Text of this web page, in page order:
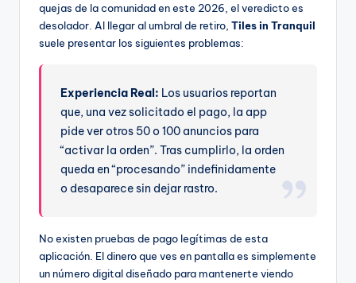
quejas de la comunidad en este 2026, el veredicto es
desolador. Al llegar al umbral de retiro, Tiles in Tranquil
suele presentar los siguientes problemas:
Experiencia Real: Los usuarios reportan
que, una vez solicitado el pago, la app
pide ver otros 50 o 100 anuncios para
“activar la orden”. Tras cumplirlo, la orden
queda en “procesando” indefinidamente
o desaparece sin dejar rastro.
No existen pruebas de pago legítimas de esta
aplicación. El dinero que ves en pantalla es simplemente
un número digital diseñado para mantenerte viendo